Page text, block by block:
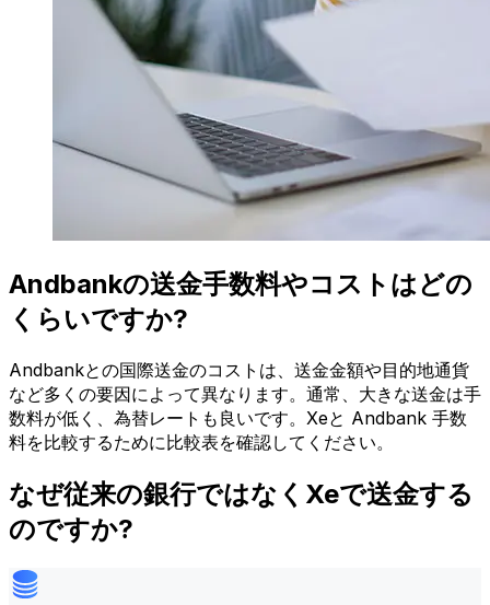
Andbankの送金手数料やコストはどの
くらいですか?
Andbankとの国際送金のコストは、送金金額や目的地通貨
など多くの要因によって異なります。通常、大きな送金は手
数料が低く、為替レートも良いです。Xeと Andbank 手数
料を比較するために比較表を確認してください。
なぜ従来の銀行ではなくXeで送金する
のですか?